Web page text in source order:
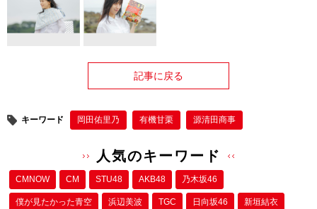
記事に戻る
キーワード 岡田佑里乃 有機甘栗 源清田商事
人気のキーワード
CMNOW CM STU48 AKB48 乃木坂46
僕が⾒たかった⻘空 浜辺美波 TGC 日向坂46 新垣結衣